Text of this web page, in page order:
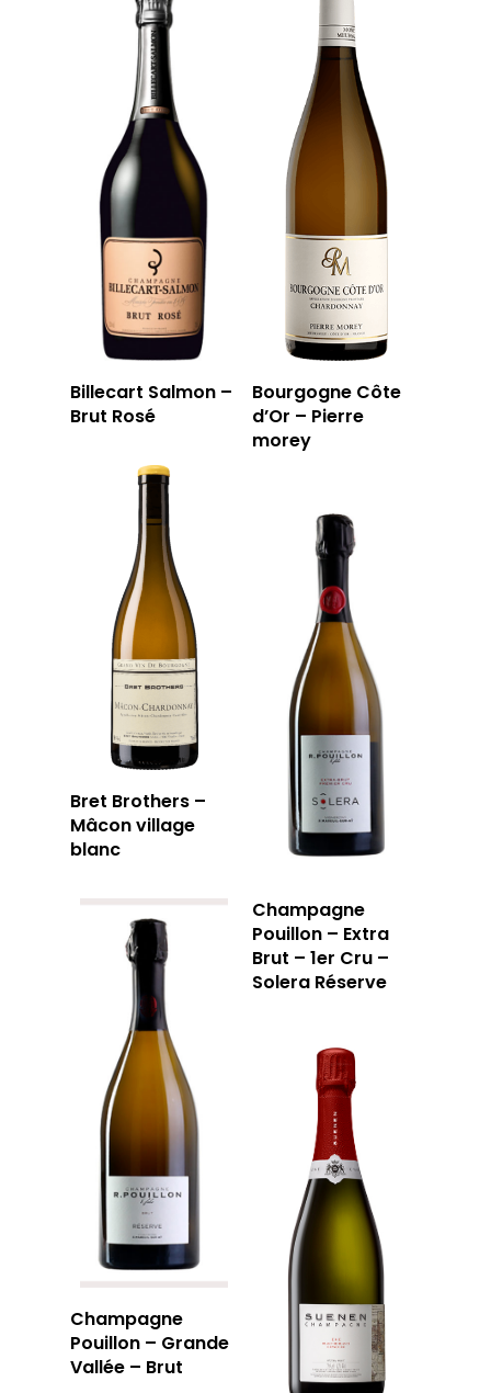
Billecart Salmon –
Brut Rosé
Bourgogne Côte
d’Or – Pierre
morey
Bret Brothers –
Mâcon village
blanc
Champagne
Pouillon – Extra
Brut – 1er Cru –
Solera Réserve
Champagne
Pouillon – Grande
Vallée – Brut